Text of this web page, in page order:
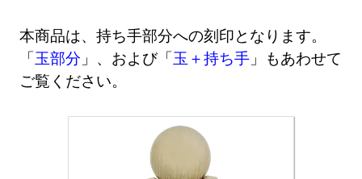
本商品は、持ち手部分への刻印となります。
「玉部分 」、および「玉＋持ち手 」もあわせて
ご覧ください。